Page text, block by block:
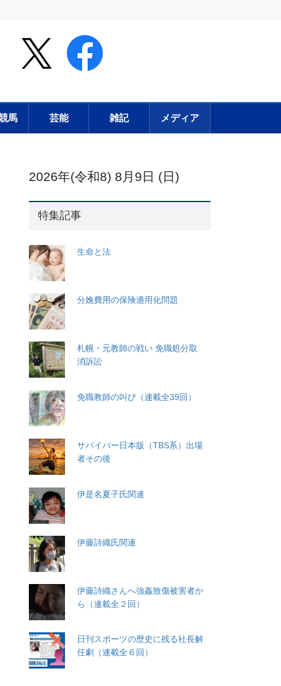
馬 芸能 雑記 メディア
2026年(令和8) 8月9日 (日)
特集記事
生命と法
分娩費用の保険適用化問題
札幌・元教師の戦い 免職処分取
消訴訟
免職教師の叫び（連載全39回）
サバイバー日本版（TBS系）出場
者その後
伊是名夏子氏関連
伊藤詩織氏関連
伊藤詩織さんへ強姦致傷被害者か
ら（連載全２回）
日刊スポーツの歴史に残る社長解
任劇（連載全６回）